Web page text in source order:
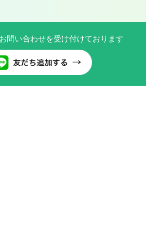
問い合わせを受け付けております